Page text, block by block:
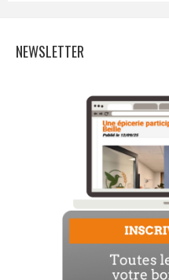
NEWSLETTER